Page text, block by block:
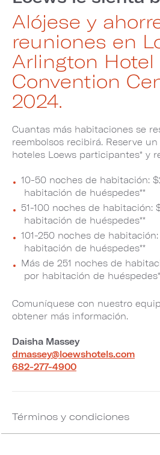
Alójese y
reuniones en
Arlington Hotel
Convention
2024.
Cuantas más habitaciones se
reembolsos recibirá. Reserve
hoteles Loews participantes* y
10-50 noches de habitación:
habitación de huéspedes**
51-100 noches de habitación:
habitación de huéspedes**
101-250 noches de
habitación de huéspedes**
Más de 251 noches de
por habitación de
Comuníquese con nuestro
obtener más información.
Daisha Massey
dmassey@loewshotels.com
682-277-4900
Términos y condiciones